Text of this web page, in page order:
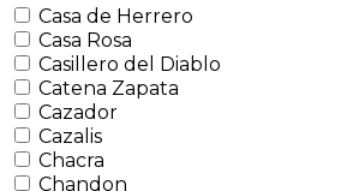
Casa de Herrero
Casa Rosa
Casillero del Diablo
Catena Zapata
Cazador
Cazalis
Chacra
Chandon